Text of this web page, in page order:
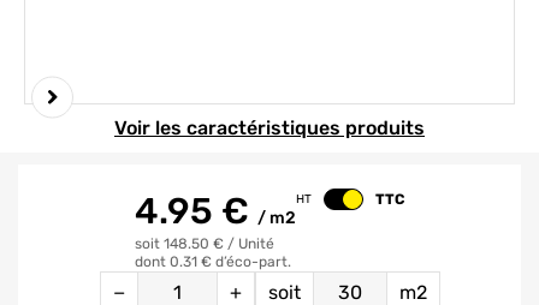
HT Changer le prix
TTC
4.95 € / m2
soit 148.50 € / Unité
dont 0.31 € d’éco-part.
− + Équivalence
soit m2
Element 1 sur 5
Voir les caractéristiques produits